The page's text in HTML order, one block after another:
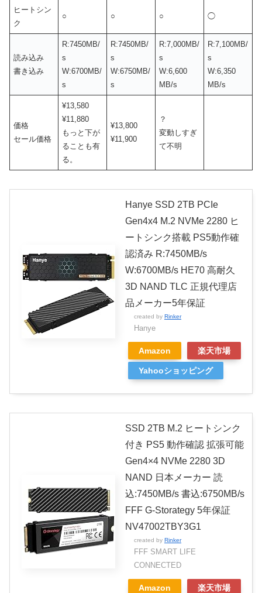
ヒートシン
ク
○ ○ ○ ◯
読み込み
書き込み
R:7450MB/
s
W:6700MB/
s
R:7450MB/
s
W:6750MB/
s
R:7,000MB/
s
W:6,600
MB/s
R:7,100MB/
s
W:6,350
MB/s
価格
セール価格
¥13,580
¥11,880
もっと下が
ることも有
る。
¥13,800
¥11,900
？
変動しすぎ
て不明
Hanye SSD 2TB PCIe
Gen4x4 M.2 NVMe 2280 ヒ
ートシンク搭載 PS5動作確
認済み R:7450MB/s
W:6700MB/s HE70 高耐久
3D NAND TLC 正規代理店
品メーカー5年保証
created by Rinker
Hanye
Amazon 楽天市場
Yahooショッピング
SSD 2TB M.2 ヒートシンク
付き PS5 動作確認 拡張可能
Gen4×4 NVMe 2280 3D
NAND 日本メーカー 読
込:7450MB/s 書込:6750MB/s
FFF G-Storategy 5年保証
NV47002TBY3G1
created by Rinker
FFF SMART LIFE
CONNECTED
Amazon 楽天市場